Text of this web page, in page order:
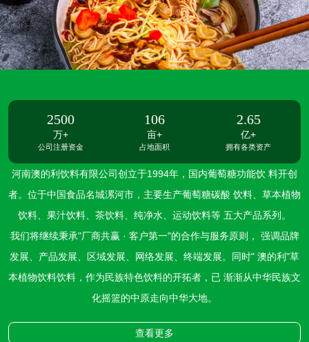
2500
万+
公司注册资金
106
亩+
占地面积
2.65
亿+
拥有各类资产
河南澳的利饮料有限公司创立于1994年，国内葡萄糖功能饮 料开创
者。位于中国食品名城漯河市，主要生产葡萄糖碳酸 饮料、草本植物
饮料、果汁饮料、茶饮料、纯净水、运动饮料等 五大产品系列。
我们将继续秉承"厂商共赢 · 客户第一"的合作与服务原则， 强调品牌
发展、产品发展、区域发展、网络发展、终端发展。同时" 澳的利"草
本植物饮料饮料，作为民族特色饮料的开拓者，已 渐渐从中华民族文
化摇篮的中原走向中华大地。
查看更多